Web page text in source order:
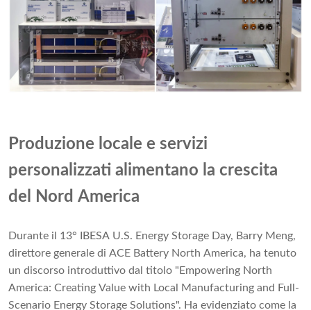
Produzione locale e servizi
personalizzati alimentano la crescita
del Nord America
Durante il 13° IBESA U.S. Energy Storage Day, Barry Meng,
direttore generale di ACE Battery North America, ha tenuto
un discorso introduttivo dal titolo "Empowering North
America: Creating Value with Local Manufacturing and Full-
Scenario Energy Storage Solutions". Ha evidenziato come la